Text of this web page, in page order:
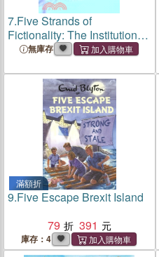
7.Five Strands of
Fictionality: The Institutional
Construction of
Writing
無庫存
滿額折
9.Five Escape Brexit Island
79
391
庫存：4